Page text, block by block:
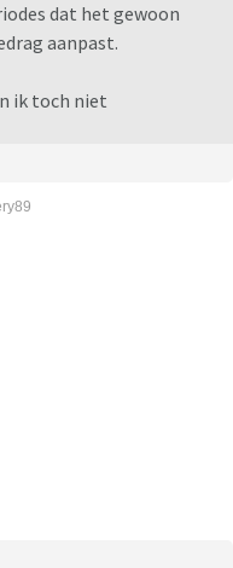
dat het gewoon
aanpast.
ik toch niet